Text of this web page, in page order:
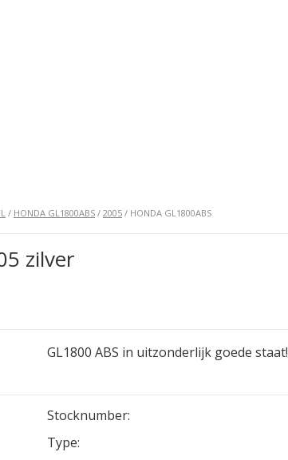
/ HONDA GL1800ABS / 2005 / HONDA GL1800ABS
zilver
GL1800 ABS in uitzonderlijk goede staat!
Stocknumber:
Type: